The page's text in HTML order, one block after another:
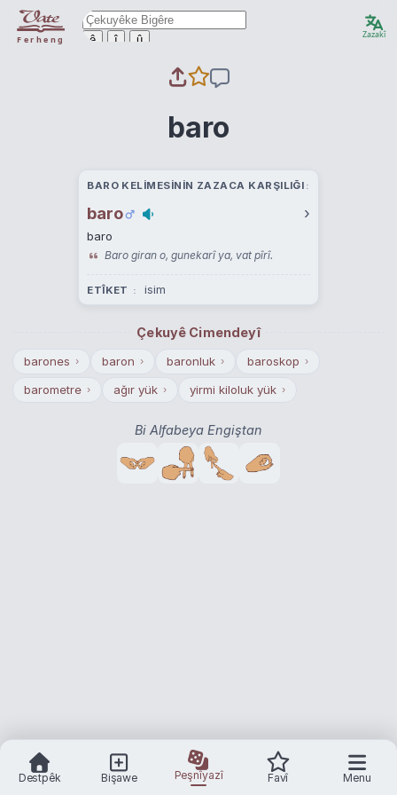
Ferheng ê î û Zazakî
baro
BARO KELIMESININ ZAZACA KARŞILIĞI
baro ›
baro
Baro giran o, gunekarî ya, vat pîrî.
ETÎKET isim
Çekuyê Cimendeyî
barones › baron › baronluk › baroskop ›
barometre › ağır yük › yirmi kiloluk yük ›
Bi Alfabeya Engiştan
Destpêk Bişawe Peşnîyazî Favî Menu